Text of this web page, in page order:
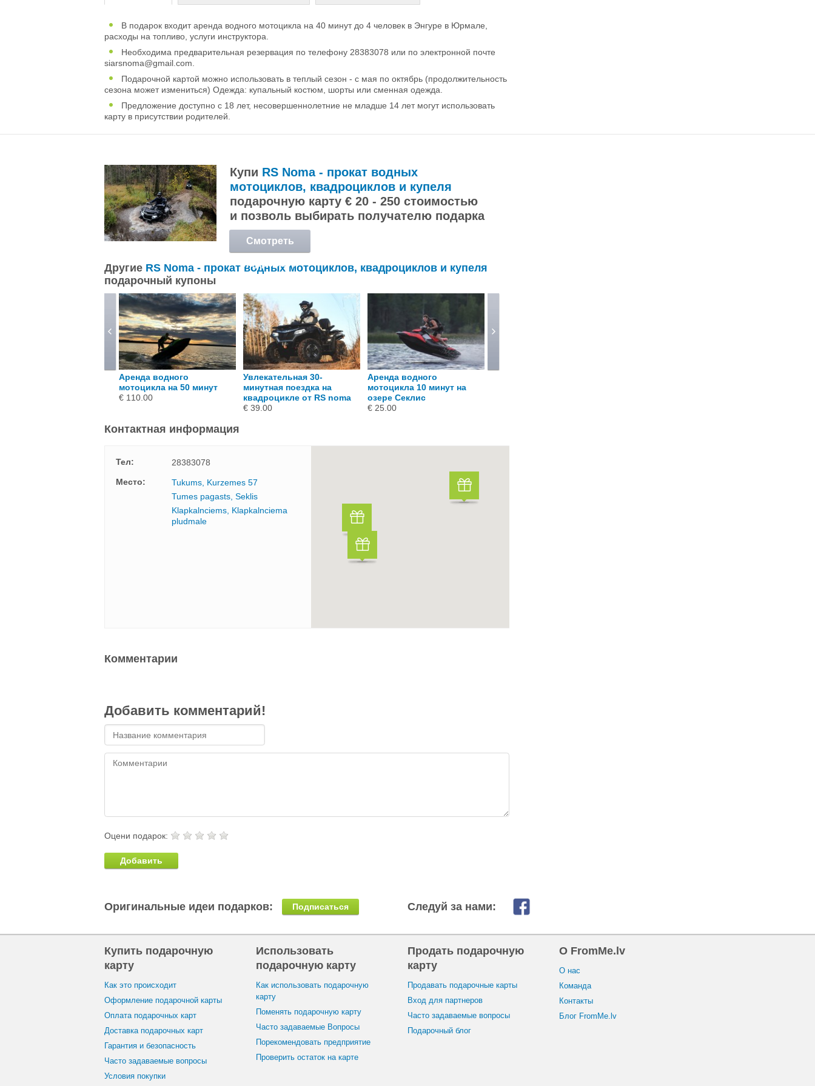
В подарок входит aренда водного мотоцикла на 40 минут до 4 человек в Энгуре в Юрмале,
pасходы на топливо, yслуги инструктора.
Необходима предварительная резервация по телефону 28383078 или по электронной почте
siarsnoma@gmail.com
Подарочной картой можно использовать в теплый сезон - с мая по октябрь (продолжительность
сезона может измениться) Одежда: купальный костюм, шорты или сменная одежда.
Предложение доступно с 18 лет, несовершеннолетние не младше 14 лет могут использовать
карту в присутствии родителей.
Купи RS Noma - прокат водных
мотоциклов, квадроциклов и купеля
подарочную карту € 20 - 250 стоимостью
и позволь выбирать получателю подарка
Смотреть
подробнее
Другие RS Noma - прокат водных мотоциклов, квадроциклов и купеля
подарочный купоны
Аренда водного
мотоцикла на 50 минут
€ 110.00
Увлекательная 30-
минутная поездка на
квадроцикле от RS noma
€ 39.00
Аренда водного
мотоцикла 10 минут на
озере Секлис
€ 25.00
Контактная информация
Тел:
28383078
Mесто:
Tukums, Kurzemes 57
Tumes pagasts, Seklis
Klapkalnciems, Klapkalnciema
pludmale
Комментарии
Добавить комментарий!
Оцени подарок:
Добавить
Следуй за нами:
Оригинальные идеи подарков: Подписаться
Купить подарочную
карту
Как это происходит
Оформление подарочной карты
Оплата подарочных карт
Доставка подарочных карт
Гарантия и безопасность
Часто задаваемые вопросы
Условия покупки
Использовать
подарочную карту
Как использовать подарочную
карту
Поменять подарочную карту
Часто задаваемые Вопросы
Порекомендовать предприятие
Проверить остаток на карте
Продать подарочную
карту
Продавать подарочные карты
Вход для партнеров
Часто задаваемые вопросы
Подарочный блог
O FromMe.lv
O нас
Команда
Контакты
Блог FromMe.lv